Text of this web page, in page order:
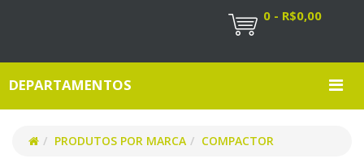
0 - R$0,00
DEPARTAMENTOS
PRODUTOS POR MARCA COMPACTOR